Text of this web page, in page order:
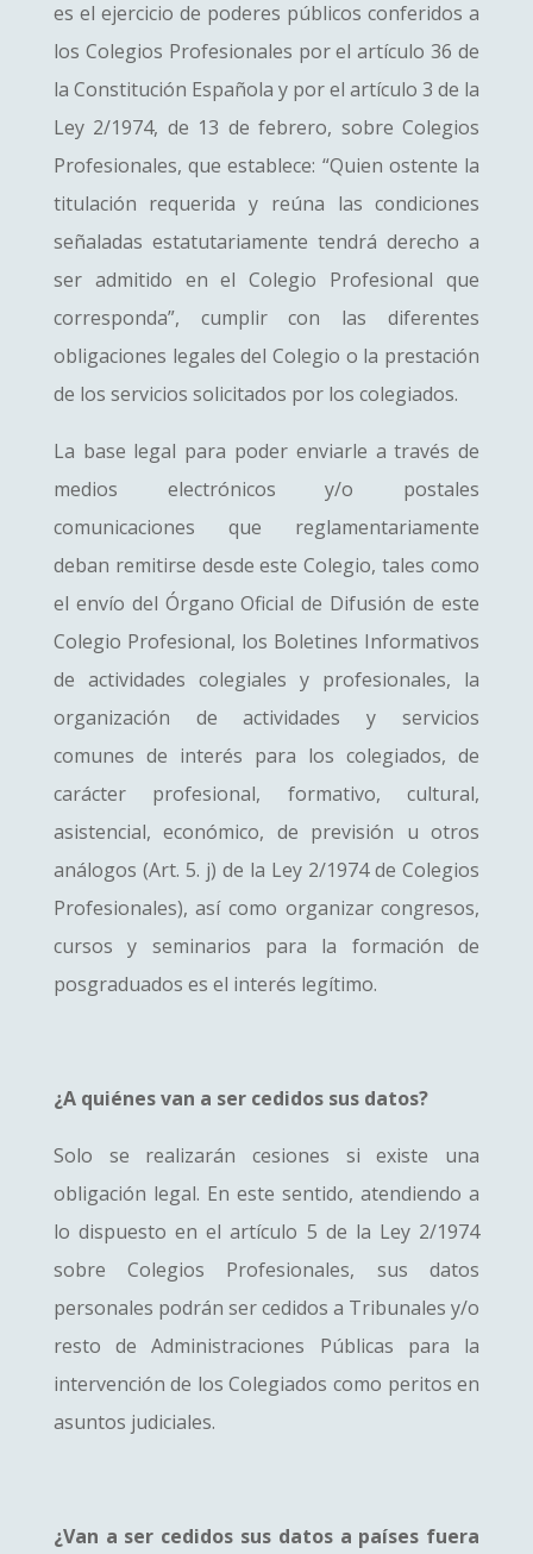
es el ejercicio de poderes públicos conferidos a
los Colegios Profesionales por el artículo 36 de
la Constitución Española y por el artículo 3 de la
Ley 2/1974, de 13 de febrero, sobre Colegios
Profesionales, que establece: “Quien ostente la
titulación requerida y reúna las condiciones
señaladas estatutariamente tendrá derecho a
ser admitido en el Colegio Profesional que
corresponda”, cumplir con las diferentes
obligaciones legales del Colegio o la prestación
de los servicios solicitados por los colegiados.
La base legal para poder enviarle a través de
medios electrónicos y/o postales
comunicaciones que reglamentariamente
deban remitirse desde este Colegio, tales como
el envío del Órgano Oficial de Difusión de este
Colegio Profesional, los Boletines Informativos
de actividades colegiales y profesionales, la
organización de actividades y servicios
comunes de interés para los colegiados, de
carácter profesional, formativo, cultural,
asistencial, económico, de previsión u otros
análogos (Art. 5. j) de la Ley 2/1974 de Colegios
Profesionales), así como organizar congresos,
cursos y seminarios para la formación de
posgraduados es el interés legítimo.
¿A quiénes van a ser cedidos sus datos?
Solo se realizarán cesiones si existe una
obligación legal. En este sentido, atendiendo a
lo dispuesto en el artículo 5 de la Ley 2/1974
sobre Colegios Profesionales, sus datos
personales podrán ser cedidos a Tribunales y/o
resto de Administraciones Públicas para la
intervención de los Colegiados como peritos en
asuntos judiciales.
¿Van a ser cedidos sus datos a países fuera